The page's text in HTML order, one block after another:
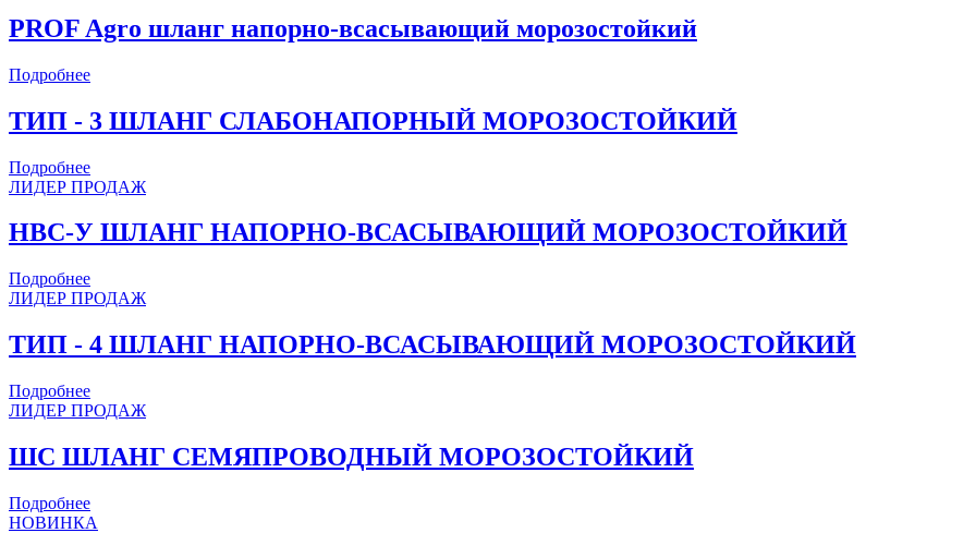
PROF Agro шланг напорно-всасывающий морозостойкий
Подробнее
ТИП - 3 ШЛАНГ СЛАБОНАПОРНЫЙ МОРОЗОСТОЙКИЙ
Подробнее
ЛИДЕР ПРОДАЖ
НВС-У ШЛАНГ НАПОРНО-ВСАСЫВАЮЩИЙ МОРОЗОСТОЙКИЙ
Подробнее
ЛИДЕР ПРОДАЖ
ТИП - 4 ШЛАНГ НАПОРНО-ВСАСЫВАЮЩИЙ МОРОЗОСТОЙКИЙ
Подробнее
ЛИДЕР ПРОДАЖ
ШС ШЛАНГ СЕМЯПРОВОДНЫЙ МОРОЗОСТОЙКИЙ
Подробнее
НОВИНКА